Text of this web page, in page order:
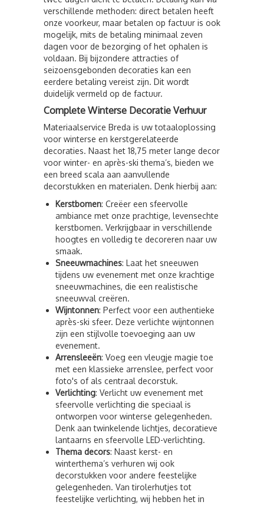
verschillende methoden: direct betalen heeft
onze voorkeur, maar betalen op factuur is ook
mogelijk, mits de betaling minimaal zeven
dagen voor de bezorging of het ophalen is
voldaan. Bij bijzondere attracties of
seizoensgebonden decoraties kan een
eerdere betaling vereist zijn. Dit wordt
duidelijk vermeld op de factuur.
Complete Winterse Decoratie Verhuur
Materiaalservice Breda is uw totaaloplossing
voor winterse en kerstgerelateerde
decoraties. Naast het 18,75 meter lange decor
voor winter- en après-ski thema’s, bieden we
een breed scala aan aanvullende
decorstukken en materialen. Denk hierbij aan:
Kerstbomen: Creëer een sfeervolle
ambiance met onze prachtige, levensechte
kerstbomen. Verkrijgbaar in verschillende
hoogtes en volledig te decoreren naar uw
smaak.
Sneeuwmachines: Laat het sneeuwen
tijdens uw evenement met onze krachtige
sneeuwmachines, die een realistische
sneeuwval creëren.
Wijntonnen: Perfect voor een authentieke
après-ski sfeer. Deze verlichte wijntonnen
zijn een stijlvolle toevoeging aan uw
evenement.
Arrensleeën: Voeg een vleugje magie toe
met een klassieke arrenslee, perfect voor
foto's of als centraal decorstuk.
Verlichting: Verlicht uw evenement met
sfeervolle verlichting die speciaal is
ontworpen voor winterse gelegenheden.
Denk aan twinkelende lichtjes, decoratieve
lantaarns en sfeervolle LED-verlichting.
Thema decors: Naast kerst- en
winterthema’s verhuren wij ook
decorstukken voor andere feestelijke
gelegenheden. Van tirolerhutjes tot
feestelijke verlichting, wij hebben het in